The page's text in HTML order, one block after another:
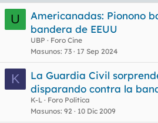
U
Americanadas: Pionono
bandera de EEUU
UBP
Foro Cine
Masunos 73 17 Sep 2024
K
La Guardia Civil
disparando contra la
K-L
Foro Política
Masunos 92 10 Dic 2009